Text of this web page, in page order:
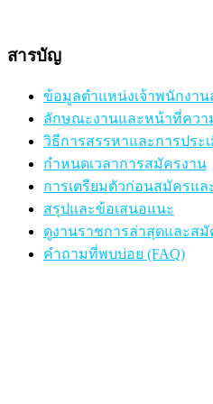
สารบัญ
ข้อมูลตำแหน่งเจ้าพนักงา
ลักษณะงานและหน้าที่ควา
วิธีการสรรหาและการประ
กำหนดเวลาการสมัครงาน
การเตรียมตัวก่อนสมัครแ
สรุปและข้อเสนอแนะ
ดูงานราชการล่าสุดและส
คำถามที่พบบ่อย (FAQ)